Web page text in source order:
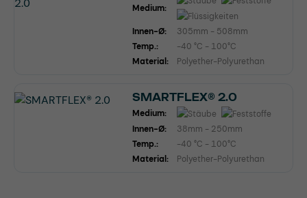
Medium:
Innen-Ø:
305mm - 508mm
Temp.:
-40 °C - 100°C
Material:
Polyether-Polyurethan
SMARTFLEX® 2.0
Medium:
Innen-Ø:
38mm - 250mm
Temp.:
-40 °C - 100°C
Material:
Polyether-Polyurethan